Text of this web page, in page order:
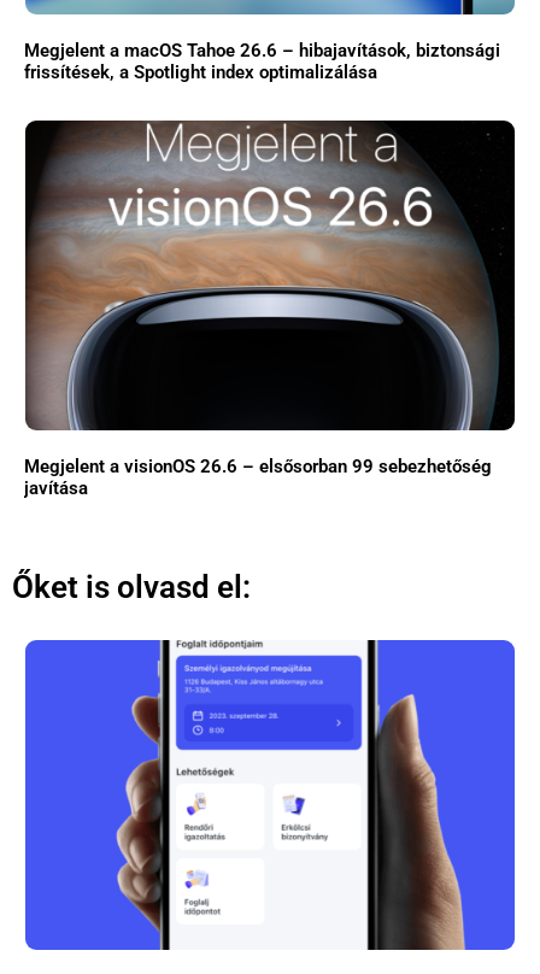
Megjelent a macOS Tahoe 26.6 – hibajavítások, biztonsági
frissítések, a Spotlight index optimalizálása
Megjelent a visionOS 26.6 – elsősorban 99 sebezhetőség
javítása
Őket is olvasd el: